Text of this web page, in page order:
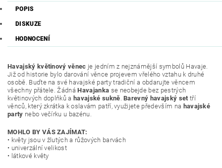
POPIS
DISKUZE
HODNOCENÍ
Havajský květinový věnec je jedním z nejznámější symbolů Havaje.
Již od historie bylo darování věnce projevem vřelého vztahu k druhé
osobě. Buďte na své havajské party tradiční a obdarujte věncem
všechny přátele. ŽádnáHavajanka se neobejde bez pestrých
květinových doplňků a havajské sukně.Barevný havajský set tří
věnců, který zkrátka k oslavám patří, využijete především na havajské
party nebo večírku u bazénu.
MOHLO BY VÁS ZAJÍMAT:
• květy jsou v žlutých a růžových barvách
• univerzální velikost
• látkové květy